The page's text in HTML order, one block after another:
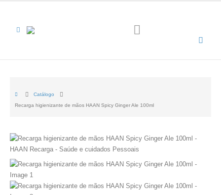
Catálogo
Recarga higienizante de mãos HAAN Spicy Ginger Ale 100ml